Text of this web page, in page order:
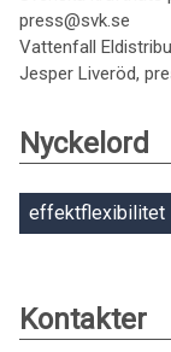
press@svk.se
Vattenfall
Jesper Liveröd,
Nyckelord
effektflexibilitet
Kontakter